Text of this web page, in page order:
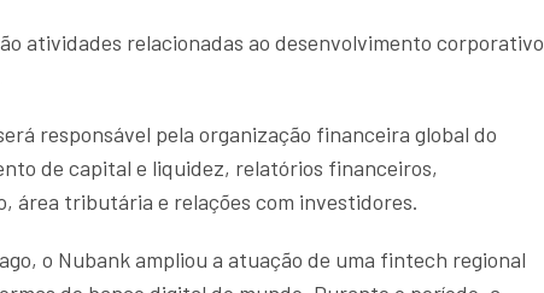
atividades relacionadas ao desenvolvimento corporativo
responsável pela organização financeira global do
de capital e liquidez, relatórios financeiros,
área tributária e relações com investidores.
o Nubank ampliou a atuação de uma fintech regional